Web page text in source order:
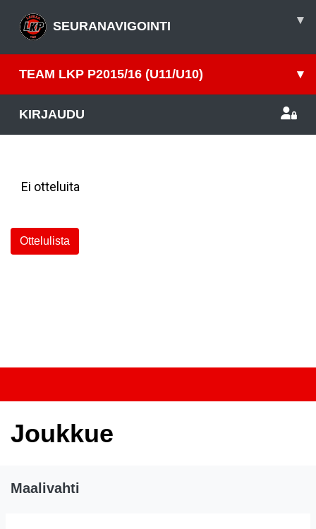
SEURANAVIGOINTI ▾
TEAM LKP P2015/16 (U11/U10) ▾
KIRJAUDU
Ei otteluita
Ottelulista
Joukkue
Maalivahti